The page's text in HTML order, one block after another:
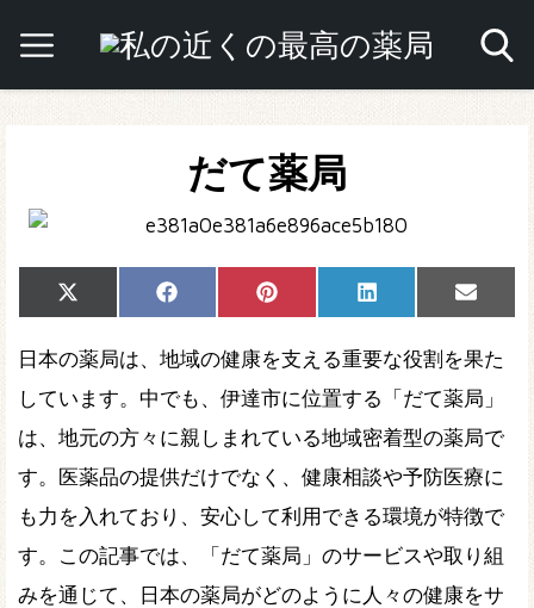
だて薬局
Share
on
X
(Twitter)
Share
on
Facebook Share
on
Pinterest Share
on
LinkedIn
Share
on
Email
日本の薬局は、地域の健康を支える重要な役割を果た
しています。中でも、伊達市に位置する「だて薬局」
は、地元の方々に親しまれている地域密着型の薬局で
す。医薬品の提供だけでなく、健康相談や予防医療に
も力を入れており、安心して利用できる環境が特徴で
す。この記事では、「だて薬局」のサービスや取り組
みを通じて、日本の薬局がどのように人々の健康をサ